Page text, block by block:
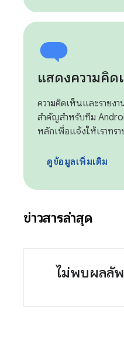
แสดงความคิด
ความคิดเห็นและราย
สำคัญสำหรับทีม
หลักเพื่อแจ้งให้เราทรา
ดูข้อมูลเพิ่มเติม
ข่าวสารล่าสุด
ไม่พบผลลั